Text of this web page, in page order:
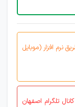
نرم افزار (موبایل
تلگرام اصفهان